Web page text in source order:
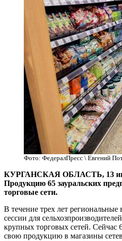
Фото: ФедералПресс \ Евгений
КУРГАНСКАЯ ОБЛАСТЬ, 13
Продукцию 65 зауральских
торговые сети.
В течение трех лет региональные
сессии для
крупных торговых сетей. Сейчас
свою продукцию в магазины